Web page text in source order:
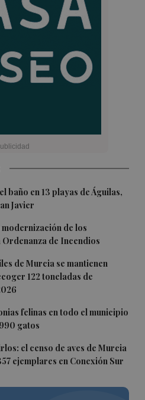
baño en 13 playas de Águilas,
Javier
modernización de los
de Incendios
de Murcia se mantienen
122 toneladas de
felinas en todo el municipio
gatos
el censo de aves de Murcia
ejemplares en Conexión Sur